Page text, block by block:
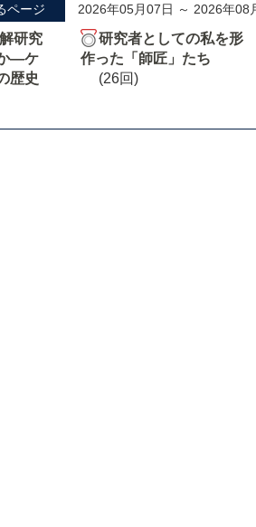
ページ 2026年05月07日 ～ 2026年08
研究
―ケ
歴史
研究者としての私を形
作った「師匠」たち
(26回)